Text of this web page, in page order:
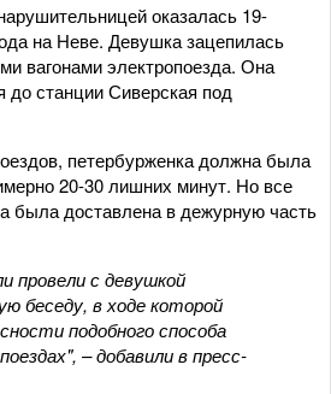
оказалась 19-
на Неве. Девушка зацепилась
вагонами электропоезда. Она
до станции Сиверская под
петербурженка должна была
20-30 лишних минут. Но все
была доставлена в дежурную часть
провели с девушкой
беседу, в ходе которой
подобного способа
– добавили в пресс-